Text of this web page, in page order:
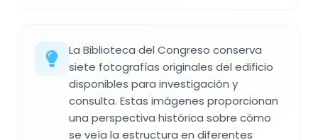
La Biblioteca del Congreso conserva
siete fotografías originales del edificio
disponibles para investigación y
consulta. Estas imágenes proporcionan
una perspectiva histórica sobre cómo
se veía la estructura en diferentes